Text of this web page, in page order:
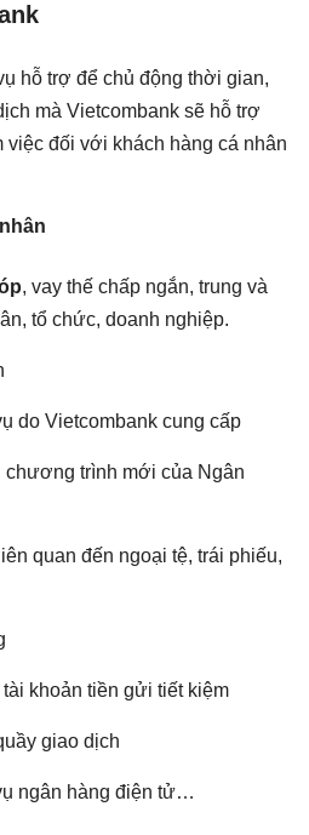
hỗ trợ để chủ động thời gian,
mà Vietcombank sẽ hỗ trợ
việc đối với khách hàng cá nhân
, vay thế chấp ngắn, trung và
tổ chức, doanh nghiệp.
do Vietcombank cung cấp
chương trình mới của Ngân
quan đến ngoại tệ, trái phiếu,
khoản tiền gửi tiết kiệm
giao dịch
ngân hàng điện tử…